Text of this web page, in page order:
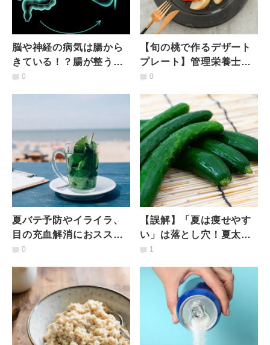
脳や神経の病気は腸から
きている！？腸が整う
「食べ方」とは？【アー
0
【旬の桃で作るデザート
プレート】管理栄養士が
考案！夏に必要な栄養素
0
夏バテ予防やイライラ、
目の充血解消におススメ
ドリンク3選｜ミント麦
シピ
0
【誤解】「夏は痩せやす
い」は落とし穴！夏太り
対策・お手軽 「きゅうり
1